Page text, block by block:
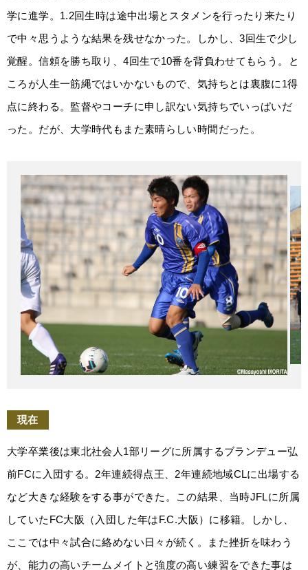
学に進学。1.2回生時は途中出場とスタメンを行ったり来たり
で中々思うような結果を残せなかった。しかし、3回生で少し
覚醒。信頼を勝ち取り、4回生で10番を背負わせてもらう。と
ころが人生一筋縄ではいかないもので、気持ちとは裏腹に1得
点に終わる。監督やコーチに申し訳ない気持ちでいっぱいだ
った。だが、大学時代もまた素晴らしい時間だった。
現在
大学卒業後は東北社会人1部リーグに所属するブランデュー弘
前FCに入団する。2年連続得点王、2年連続地域CLに出場する
など大きな経験をする事ができた。この結果、当時JFLに所属
していたFC大阪（入団した年はF.C.大阪）に移籍。しかし、
ここでは中々試合に絡めない日々が続く。また挫折を味わう
が、能力の高いチームメイトと強度の高い練習をできた事は